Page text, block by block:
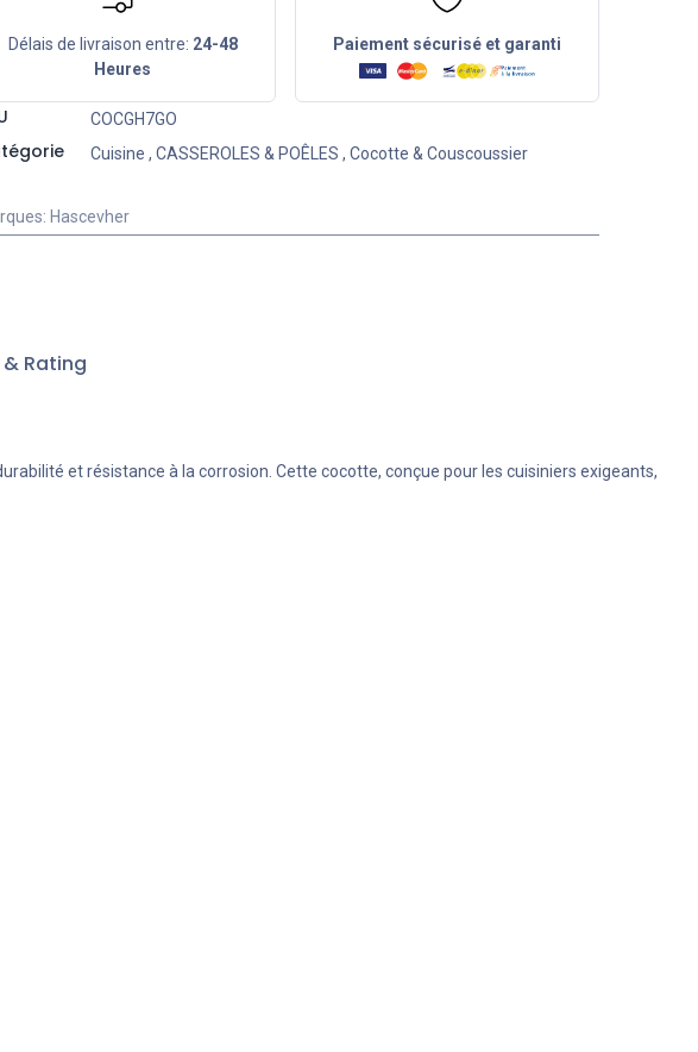
Délais de livraison entre: 24-48
Heures
Paiement sécurisé et garanti
COCGH7GO
Cuisine , CASSEROLES & POÊLES , Cocotte & Couscoussier
: Hascevher
& Rating
et résistance à la corrosion. Cette cocotte, conçue pour les cuisiniers exigeants,